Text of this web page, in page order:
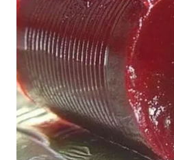
WN
TANJUNG
LESUNG
WN
KARO
WN